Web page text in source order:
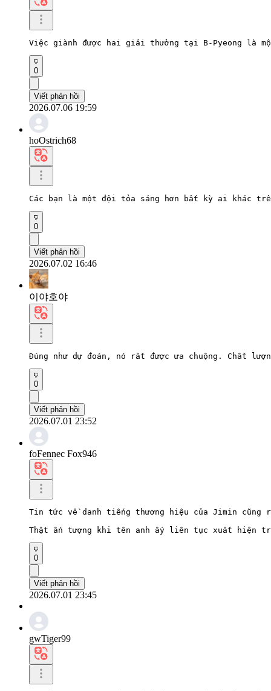
Việc giành được hai giải thưởng tại B-Pyeong là
0
Viết phản hồi
2026.07.06 19:59
hoOstrich68
Các bạn là một đội tỏa sáng hơn bất kỳ ai khác
0
Viết phản hồi
2026.07.02 16:46
이야호야
Đúng như dự đoán, nó rất được ưa chuộng. Chất
0
Viết phản hồi
2026.07.01 23:52
foFennec Fox946
Tin tức về danh tiếng thương hiệu của Jimin
Thật ấn tượng khi tên anh ấy liên tục xuất hiện
0
Viết phản hồi
2026.07.01 23:45
gwTiger99